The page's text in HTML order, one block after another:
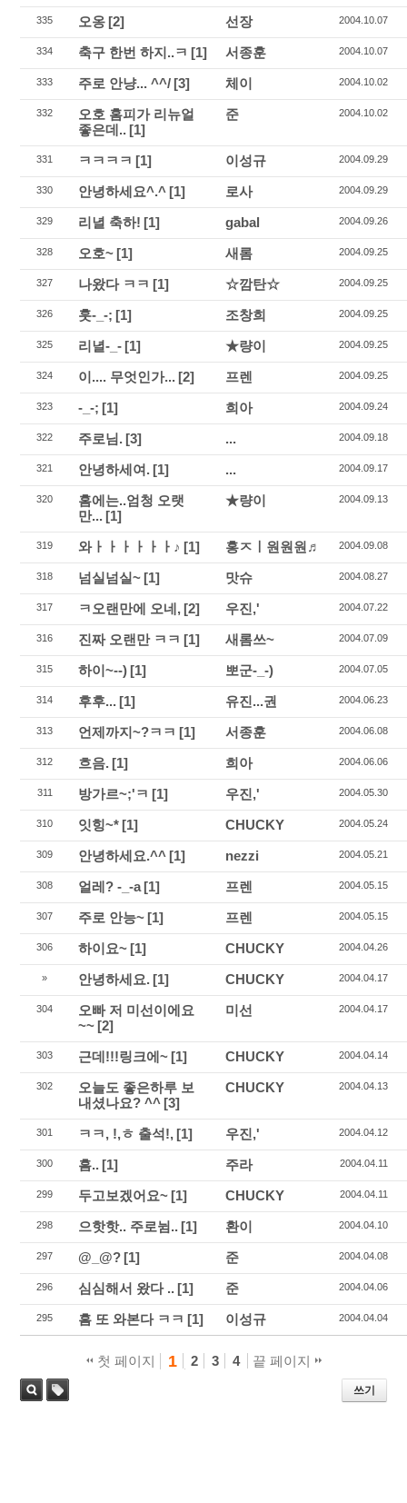
335 오옹 [2] 선장 2004.10.07
334 축구 한번 하지..ㅋ [1] 서종훈 2004.10.07
333 주로 안냥... ^^/ [3] 체이 2004.10.02
332
오호 홈피가 리뉴얼
좋은데.. [1]
준 2004.10.02
331 ㅋㅋㅋㅋ [1] 이성규 2004.09.29
330 안녕하세요^.^ [1] 로사 2004.09.29
329 리녈 축하! [1] gabal 2004.09.26
328 오호~ [1] 새롬 2004.09.25
327 나왔다 ㅋㅋ [1] ☆깜탄☆ 2004.09.25
326 훗-_-; [1] 조창희 2004.09.25
325 리녈-_- [1] ★량이 2004.09.25
324 이.... 무엇인가... [2] 프렌 2004.09.25
323 -_-; [1] 희아 2004.09.24
322 주로님. [3] ... 2004.09.18
321 안녕하세여. [1] ... 2004.09.17
320
홈에는..엄청 오랫
만... [1]
★량이 2004.09.13
319 와ㅏㅏㅏㅏㅏㅏ♪ [1] 홍ㅈㅣ원원원♬ 2004.09.08
318 넘실넘실~ [1] 맛슈 2004.08.27
317 ㅋ오랜만에 오네, [2] 우진,' 2004.07.22
316 진짜 오랜만 ㅋㅋ [1] 새롬쓰~ 2004.07.09
315 하이~--) [1] 뽀군-_-) 2004.07.05
314 후후... [1] 유진...권 2004.06.23
313 언제까지~?ㅋㅋ [1] 서종훈 2004.06.08
312 흐음. [1] 희아 2004.06.06
311 방가르~;'ㅋ [1] 우진,' 2004.05.30
310 잇힝~* [1] CHUCKY 2004.05.24
309 안녕하세요.^^ [1] nezzi 2004.05.21
308 얼레? -_-a[1] 프렌 2004.05.15
307 주로 안능~ [1] 프렌 2004.05.15
306 하이요~ [1] CHUCKY 2004.04.26
» 안녕하세요. [1] CHUCKY 2004.04.17
304
오빠 저 미선이에요
~~ [2]
미선 2004.04.17
303 근데!!!링크에~ [1] CHUCKY 2004.04.14
302
오늘도 좋은하루 보
내셨나요? ^^ [3]
CHUCKY 2004.04.13
301 ㅋㅋ, !,ㅎ 출석!, [1] 우진,' 2004.04.12
300 흠.. [1] 주라 2004.04.11
299 두고보겠어요~ [1] CHUCKY 2004.04.11
298 으핫핫.. 주로뉨.. [1] 환이 2004.04.10
297 @_@? [1] 준 2004.04.08
296 심심해서 왔다 .. [1] 준 2004.04.06
295 흠 또 와본다 ㅋㅋ [1] 이성규 2004.04.04
첫 페이지 1 2 3 4 끝 페이지
쓰기